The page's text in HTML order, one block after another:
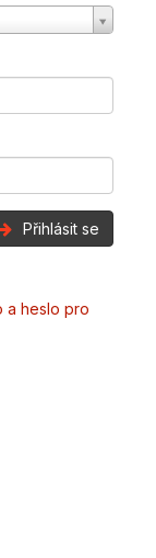
Přihlásit se
a heslo pro